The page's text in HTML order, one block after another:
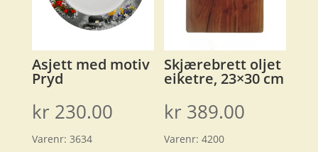
Asjett med motiv
Pryd
kr 230.00
Varenr: 3634
Skjærebrett oljet
eiketre, 23×30 cm
kr 389.00
Varenr:4200